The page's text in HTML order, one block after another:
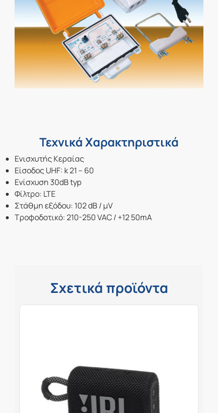
Τεχνικά Χαρακτηριστικά
Eνισχυτής Κεραίας
Είσοδος UHF: k 21 – 60
Ενίσχυση 30dB typ
Φίλτρο: LTE
Στάθμη εξόδου: 102 dB / μV
Τροφοδοτικό: 210-250 VAC / +12 50mA
Σχετικά προϊόντα